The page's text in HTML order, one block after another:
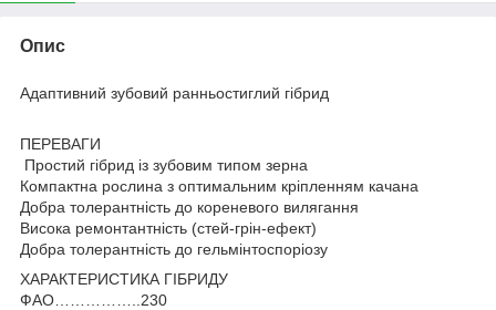
Опис
Адаптивний зубовий ранньостиглий гібрид
ПЕРЕВАГИ
Простий гібрид із зубовим типом зерна
Компактна рослина з оптимальним кріпленням качана
Добра толерантність до кореневого вилягання
Висока ремонтантність (стей-грін-ефект)
Добра толерантність до гельмінтоспоріозу
ХАРАКТЕРИСТИКА ГІБРИДУ
ФАО……………..230